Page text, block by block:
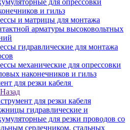
для опрессовки
и гильз
и матрицы для монтажа
арматуры высоковольтных
гидравлические для монтажа
механические для опрессовки
наконечников и гильз
для резки кабеля
Назад
для резки кабеля
гидравлические и
для резки проводов со
сердечником, стальных